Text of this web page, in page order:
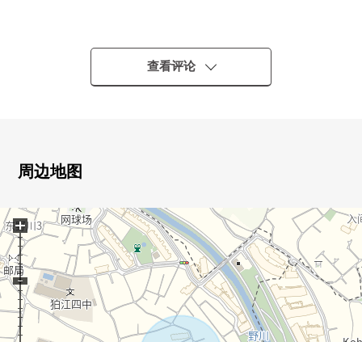
・2026年9月完成计划的新房独栋住宅
・有汽车空间2台(出自但是，车型的)
▼设备
・附带净水器、洗碗机，机能性
・在浴室，附带浴室烘干机
・有1.2楼厕所
・温水冲洗马桶座
・附带便利的TV监视器的内部对讲机
・在绝热性杰出的复数层玻璃
・24小时换气系统
查看评论
周边地图
+